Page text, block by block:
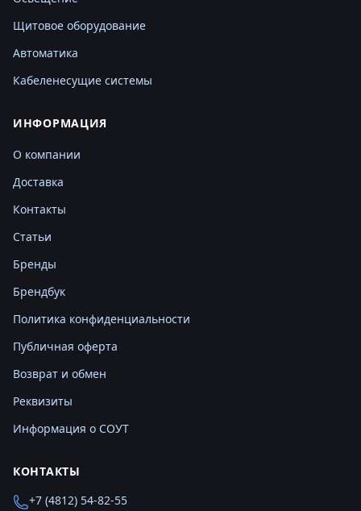
Щитовое оборудование
Автоматика
Кабеленесущие системы
ИНФОРМАЦИЯ
О компании
Доставка
Контакты
Статьи
Бренды
Брендбук
Политика конфиденциальности
Публичная оферта
Возврат и обмен
Реквизиты
Информация о СОУТ
КОНТАКТЫ
+7 (4812) 54-82-55